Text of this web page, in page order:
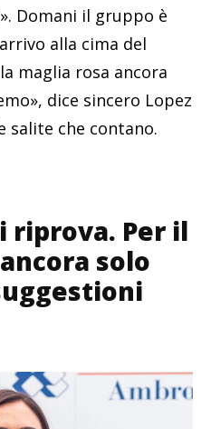
Domani il gruppo è
alla cima del
maglia rosa ancora
dice sincero Lopez
salite che contano.
riprova. Per il
solo